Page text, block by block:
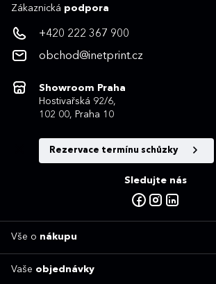
Zákaznická podpora
+420 222 367 900
obchod@inetprint.cz
Showroom Praha
Hostivařská 92/6,
102 00, Praha 10
Rezervace termínu schůzky
Sledujte nás
Vše o nákupu
Vaše objednávky